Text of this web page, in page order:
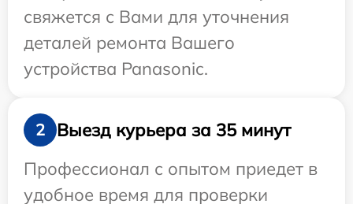
свяжется с Вами для уточнения
деталей ремонта Вашего
устройства Panasonic.
2
Выезд курьера за 35 минут
Профессионал с опытом приедет в
удобное время для проверки